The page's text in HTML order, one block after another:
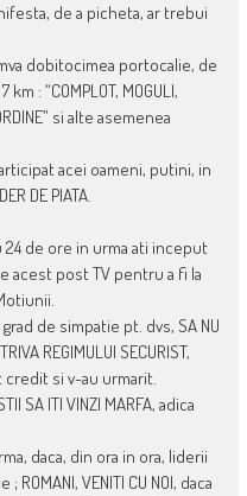
de a picheta, ar trebui
dobitocimea portocalie, de
: “COMPLOT, MOGULI,
si alte asemenea
acei oameni, putini, in
DE PIATA.
de ore in urma ati inceput
acest post TV pentru a fi la
de simpatie pt. dvs, SA NU
REGIMULUI SECURIST,
credit si v-au urmarit.
SA ITI VINZI MARFA, adica
daca, din ora in ora, liderii
VENITI CU NOI, daca